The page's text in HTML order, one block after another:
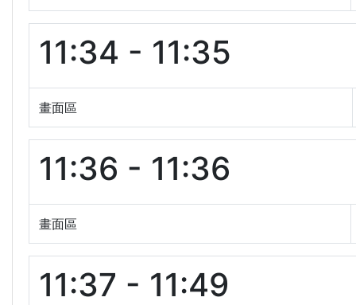
11:34 - 11:35
畫面區
11:36 - 11:36
畫面區
11:37 - 11:49